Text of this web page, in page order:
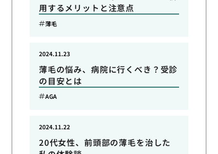
用するメリットと注意点
薄毛
薄毛の悩み、病院に行くべき？受診
の目安とは
2024.11.23
AGA
20代女性、前頭部の薄毛を治した
2024.11.22